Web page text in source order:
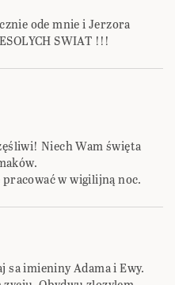
ode mnie i Jerzora
SWIAT !!!
Niech Wam święta
w wigilijną noc.
sa imieniny Adama i Ewy.